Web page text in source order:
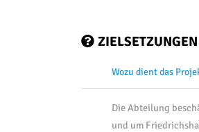
Wozu dient das
Die Abteilung
und um